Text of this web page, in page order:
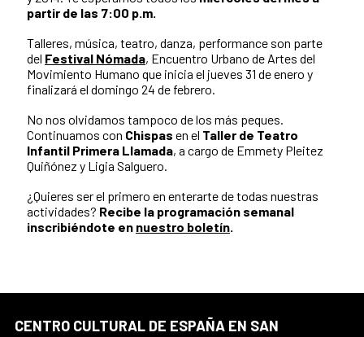
partir de las 7:00 p.m.
Talleres, música, teatro, danza, performance son parte
del Festival Nómada, Encuentro Urbano de Artes del
Movimiento Humano que inicia el jueves 31 de enero y
finalizará el domingo 24 de febrero.
No nos olvidamos tampoco de los más peques.
Continuamos con Chispas en el Taller de Teatro
Infantil Primera Llamada, a cargo de Emmety Pleitez
Quiñónez y Ligia Salguero.
¿Quieres ser el primero en enterarte de todas nuestras
actividades? Recibe la programación semanal
inscribiéndote en nuestro boletín.
CENTRO CULTURAL DE ESPAÑA EN SAN